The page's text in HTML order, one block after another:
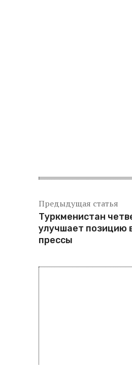
Предыдущая статья
Туркменистан
улучшает позицию
прессы